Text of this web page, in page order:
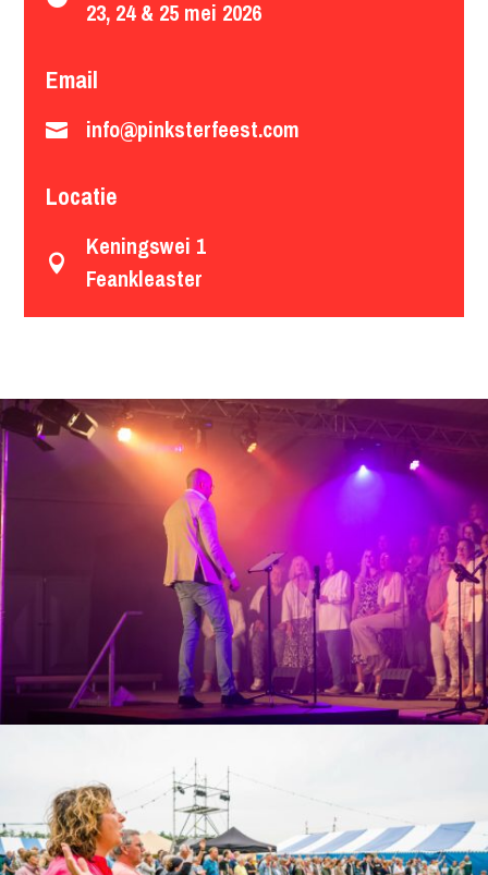
23, 24 & 25 mei 2026
Email
 info@pinksterfeest.com
Locatie

Keningswei 1
Feankleaster